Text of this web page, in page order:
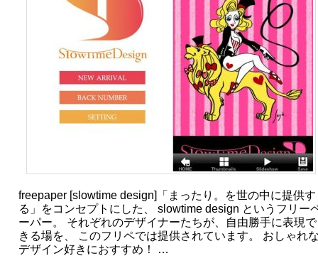
freepaper [slowtime design]「まったり。を世の中に提供す
る」をコンセプトにした、 slowtime design というフリー
ーパー。 それぞれのデザイナーたちが、自由勝手に表現で
きる場を、 このフリペでは提供されています。 おしゃれ
デザイン好きにおすすめ！ …